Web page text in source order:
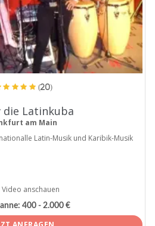
(20)
die Latinkuba
am Main
Latin-Musik und Karibik-Musik
Video anschauen
400 - 2.000 €